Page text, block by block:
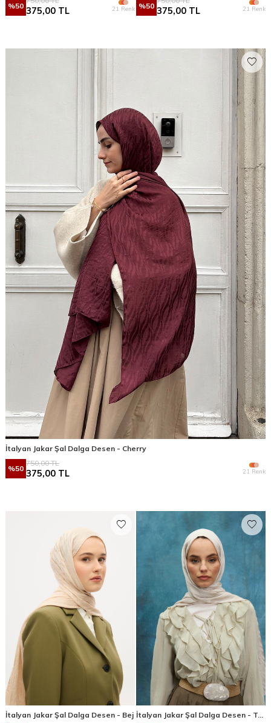
%50 375,00 TL 21 Renk %50 375,00 TL 21 Renk
İtalyan Jakar Şal Dalga Desen - Cherry
%50
750,00TL
375,00 TL 21 Renk
İtalyan Jakar Şal Dalga Desen - Bej